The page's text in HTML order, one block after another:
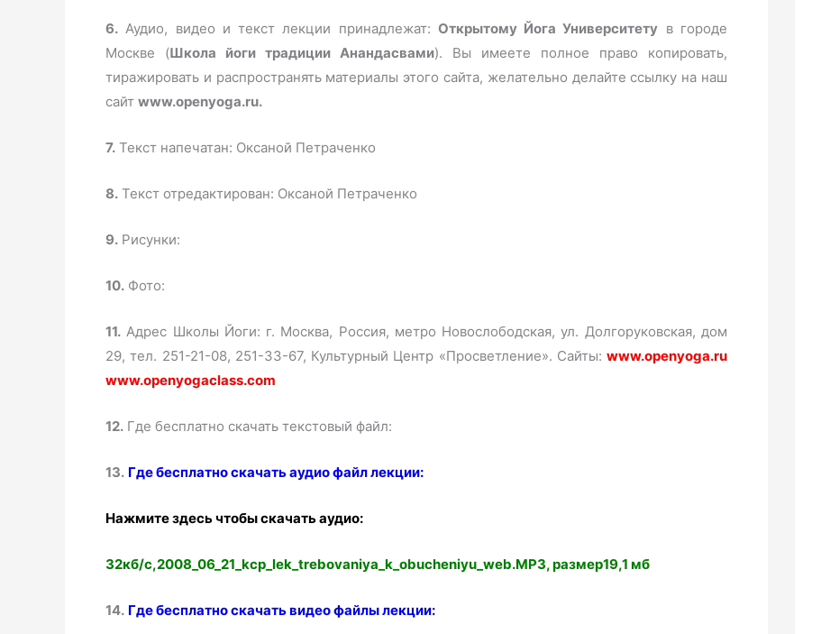
6. Аудио, видео и текст лекции принадлежат: Открытому Йога Университету в городе
Москве (Школа йоги традиции Анандасвами). Вы имеете полное право копировать,
тиражировать и распространять материалы этого сайта, желательно делайте ссылку на наш
сайт www.openyoga.ru.
7. Текст напечатан: Оксаной Петраченко
8. Текст отредактирован: Оксаной Петраченко
9. Рисунки:
10. Фото:
11. Адрес Школы Йоги: г. Москва, Россия, метро Новослободская, ул. Долгоруковская, дом
29, тел. 251-21-08, 251-33-67, Культурный Центр «Просветление». Сайты: www.openyoga.ru
www.openyogaclass.com
12. Где бесплатно скачать текстовый файл:
13. Где бесплатно скачать аудио файл лекции:
Нажмите здесь чтобы скачать аудио:
32кб/с,2008_06_21_kcp_lek_trebovaniya_k_obucheniyu_web.MP3, размер19,1 мб
14. Где бесплатно скачать видео файлы лекции: